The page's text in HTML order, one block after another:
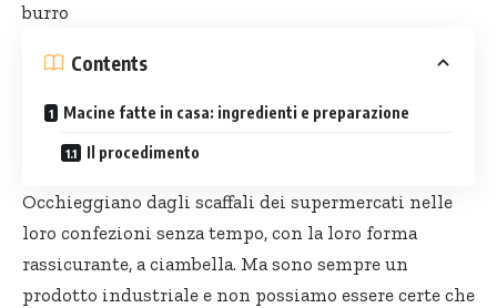
burro
Contents
Macine fatte in casa: ingredienti e preparazione
Il procedimento
Occhieggiano dagli scaffali dei supermercati nelle
loro confezioni senza tempo, con la loro forma
rassicurante, a ciambella. Ma sono sempre un
prodotto industriale e non possiamo essere certe che